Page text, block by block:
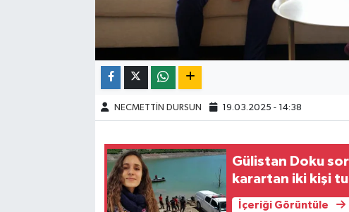
NECMETTİN DURSUN 19.03.2025 - 14:38
Gülistan Doku
karartan iki kişi
İçeriği Görüntüle